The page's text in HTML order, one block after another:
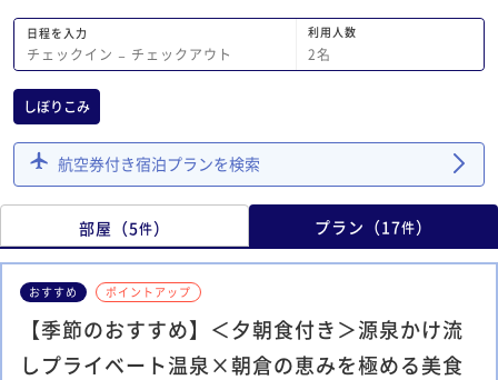
日程を入力
チェックイン − チェックアウト
利用人数
2名
しぼりこみ
航空券付き宿泊プランを検索
部屋 （5件） プラン （17件）
おすすめ ポイントアップ
【季節のおすすめ】＜夕朝食付き＞源泉かけ流
しプライベート温泉×朝倉の恵みを極める美食